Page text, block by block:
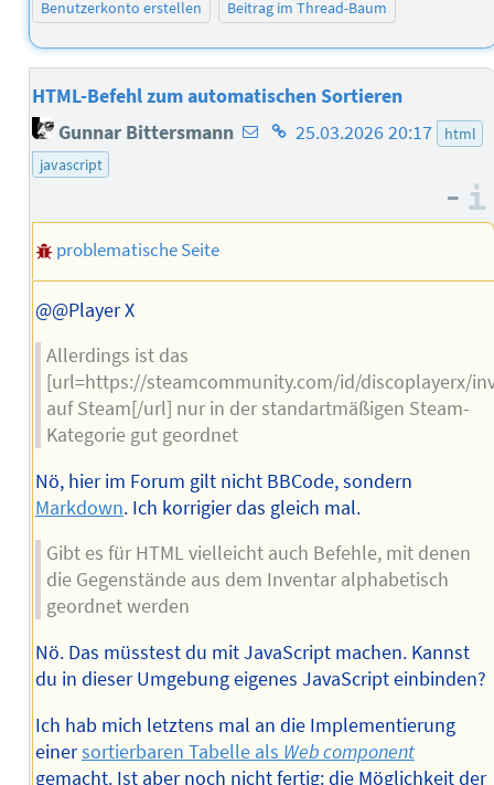
Benutzerkonto erstellen Beitrag im Thread-Baum
HTML-Befehl zum automatischen Sortieren
Gunnar Bittersmann E-
des
Homepage
25.03.2026 20:17
html
javascript
–
problematische Seite
@@Player X
Allerdings ist das
[url=https://steamcommunity.com/id/discoplayerx/
auf Steam[/url] nur in der standartmäßigen Steam-
Kategorie gut geordnet
Nö, hier im Forum gilt nicht BBCode, sondern
Markdown. Ich korrigier das gleich mal.
Gibt es für HTML vielleicht auch Befehle, mit denen
die Gegenstände aus dem Inventar alphabetisch
geordnet werden
Nö. Das müsstest du mit JavaScript machen. Kannst
du in dieser Umgebung eigenes JavaScript einbinden?
Ich hab mich letztens mal an die Implementierung
einersortierbaren Tabelle als Web component
gemacht. Ist aber noch nicht fertig: die Möglichkeit der